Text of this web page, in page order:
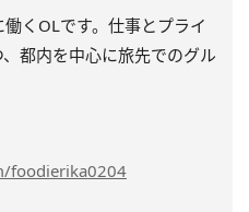
くOLです。仕事とプライ
都内を中心に旅先でのグル
foodierika0204